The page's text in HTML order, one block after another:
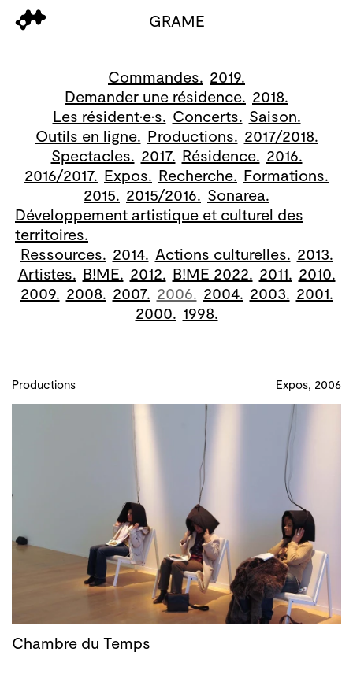
GRAME
Commandes. 2019.
Demander une résidence. 2018.
Les résident·e·s. Concerts. Saison.
Outils en ligne. Productions. 2017/2018.
Spectacles. 2017. Résidence. 2016.
2016/2017. Expos. Recherche. Formations.
2015. 2015/2016. Sonarea.
Développement artistique et culturel des
territoires.
Ressources. 2014. Actions culturelles. 2013.
Artistes. B!ME. 2012. B!ME 2022. 2011. 2010.
2009. 2008. 2007. 2006. 2004. 2003. 2001.
2000. 1998.
Productions Expos, 2006
Chambre du Temps